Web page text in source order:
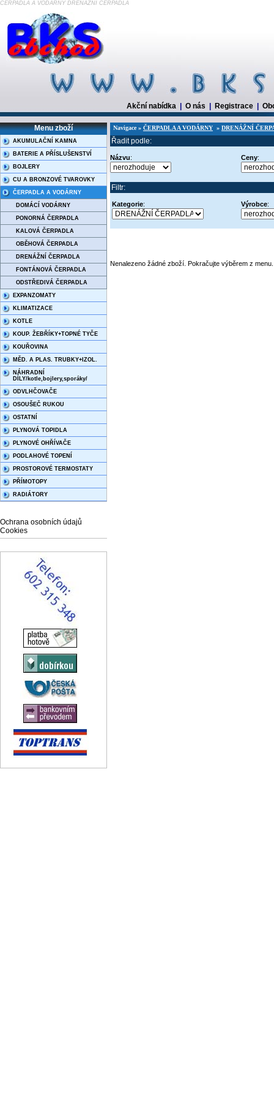
ČERPADLA A VODÁRNY DRENÁŽNÍ ČERPADLA
Akční nabídka O nás Registrace
Menu zboží
AKUMULAČNÍ KAMNA
BATERIE A PŘÍSLUŠENSTVÍ
BOJLERY
CU A BRONZOVÉ TVAROVKY
ČERPADLA A VODÁRNY
DOMÁCÍ VODÁRNY
PONORNÁ ČERPADLA
KALOVÁ ČERPADLA
OBĚHOVÁ ČERPADLA
DRENÁŽNÍ ČERPADLA
FONTÁNOVÁ ČERPADLA
ODSTŘEDIVÁ ČERPADLA
EXPANZOMATY
KLIMATIZACE
KOTLE
KOUP. ŽEBŘÍKY+TOPNÉ TYČE
KOUŘOVINA
MĚD. A PLAS. TRUBKY+IZOL.
NÁHRADNÍ
DÍLY/kotle,bojlery,sporáky/
ODVLHČOVAČE
OSOUŠEČ RUKOU
OSTATNÍ
PLYNOVÁ TOPIDLA
PLYNOVÉ OHŘÍVAČE
PODLAHOVÉ TOPENÍ
PROSTOROVÉ TERMOSTATY
PŘÍMOTOPY
RADIÁTORY
Ochrana osobních údajů
Cookies
Navigace » ČERPADLA A VODÁRNY » DRENÁŽNÍ
Řadit podle:
Názvu: Ceny:
Filtr:
Kategorie: Výrobce:
Nenalezeno žádné zboží. Pokračujte výběrem z menu.